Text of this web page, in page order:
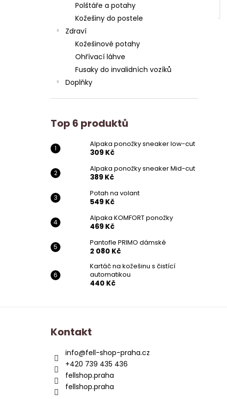
Polštáře a potahy
Kožešiny do postele
Zdraví
Kožešinové potahy
Ohřívací láhve
Fusaky do invalidních vozíků
Doplňky
Top 6 produktů
Alpaka ponožky sneaker low-cut
309 Kč
Alpaka ponožky sneaker Mid-cut
389 Kč
Potah na volant
549 Kč
Alpaka KOMFORT ponožky
469 Kč
Pantofle PRIMO dámské
2 080 Kč
Kartáč na kožešinu s čistící
automatikou
440 Kč
Z
Kontakt
info@fell-shop-praha.cz
+420 739 435 436
fellshop.praha
fellshop.praha